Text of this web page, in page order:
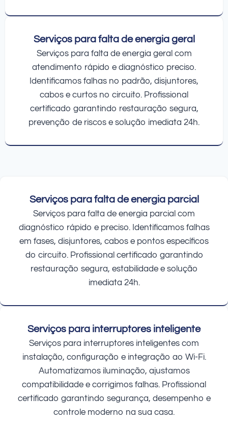
Serviços para falta de energia geral
Serviços para falta de energia geral com
atendimento rápido e diagnóstico preciso.
Identificamos falhas no padrão, disjuntores,
cabos e curtos no circuito. Profissional
certificado garantindo restauração segura,
prevenção de riscos e solução imediata 24h.
Serviços para falta de energia parcial
Serviços para falta de energia parcial com
diagnóstico rápido e preciso. Identificamos falhas
em fases, disjuntores, cabos e pontos específicos
do circuito. Profissional certificado garantindo
restauração segura, estabilidade e solução
imediata 24h.
Serviços para interruptores inteligente
Serviços para interruptores inteligentes com
instalação, configuração e integração ao Wi-Fi.
Automatizamos iluminação, ajustamos
compatibilidade e corrigimos falhas. Profissional
certificado garantindo segurança, desempenho e
controle moderno na sua casa.